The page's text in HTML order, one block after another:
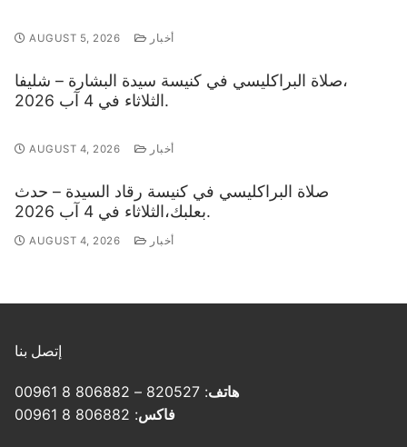
AUGUST 5, 2026 أخبار
صلاة البراكليسي في كنيسة سيدة البشارة – شليفا،
الثلاثاء في 4 آب 2026.
AUGUST 4, 2026 أخبار
صلاة البراكليسي في كنيسة رقاد السيدة – حدث
بعلبك،الثلاثاء في 4 آب 2026.
AUGUST 4, 2026 أخبار
إتصل بنا
هاتف: 820527 – 806882 8 00961
فاكس: 806882 8 00961